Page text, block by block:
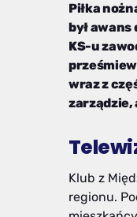
Piłka
był
KS-u
wraz z
zarządzie,
Klub z
regionu.